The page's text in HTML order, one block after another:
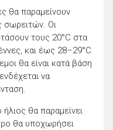
θα παραμείνουν
σωρειτών. Οι
τους 20°C στα
και έως 28–29°C
θα είναι κατά βάση
να
θα παραμείνει
θα υποχωρήσει